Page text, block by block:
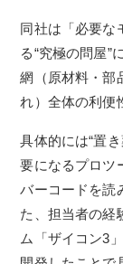
同社は「必要な
る“究極の問屋”
網（原材料・部
れ）全体の利便
具体的には“置
要になるプロツ
バーコードを読
た、担当者の経
ム「ザイコン3